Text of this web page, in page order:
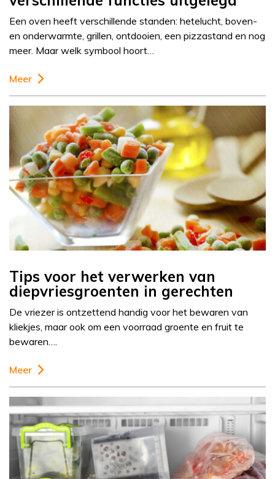
Een oven heeft verschillende standen: hetelucht, boven-
en onderwarmte, grillen, ontdooien, een pizzastand en nog
meer. Maar welk symbool hoort…
Meer
Tips voor het verwerken van
diepvriesgroenten in gerechten
De vriezer is ontzettend handig voor het bewaren van
kliekjes, maar ook om een voorraad groente en fruit te
bewaren….
Meer